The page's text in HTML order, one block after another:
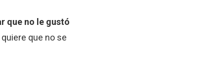
que no le gustó
quiere que no se